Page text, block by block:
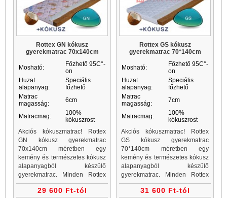
Rottex GN kókusz
gyerekmatrac 70x140cm
Mosható:
Főzhető 95C°-
on
Huzat
alapanyag:
Speciális
főzhető
Matrac
magasság:
6cm
Matracmag:
100%
kókuszrost
Akciós kókuszmatrac! Rottex
GN kókusz gyerekmatrac
70x140cm méretben egy
kemény és természetes kókusz
alapanyagból készülő
gyerekmatrac. Minden Rottex
kókuszmatrac, gyerekmatrac és
gyerekmatracok a Matrac
29 600 Ft-tól
Rottex GS kókusz
gyerekmatrac 70*140cm
Mosható:
Főzhető 95C°-
on
Huzat
alapanyag:
Speciális
főzhető
Matrac
magasság:
7cm
Matracmag:
100%
kókuszrost
Akciós kókuszmatrac! Rottex
GS kókusz gyerekmatrac
70*140cm méretben egy
kemény és természetes kókusz
alapanyagból készülő
gyerekmatrac. Minden Rottex
kókuszmatrac, gyerekmatrac és
gyerekmatracok a Matrac
31 600 Ft-tól